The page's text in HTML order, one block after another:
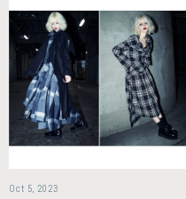
Oct 5, 2023